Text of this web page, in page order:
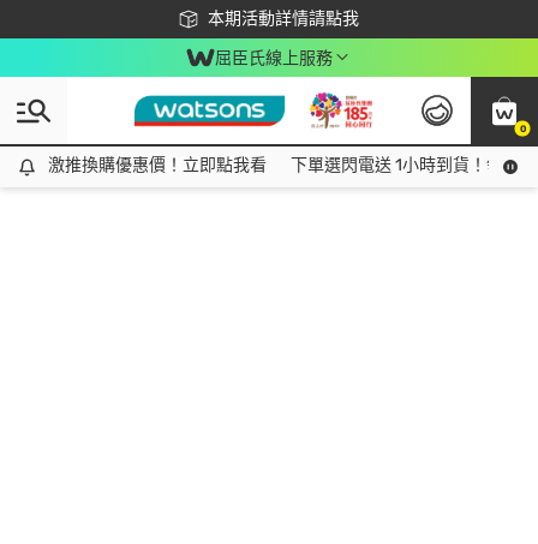
本期活動詳情請點我
下載app最高回饋$350
屈臣氏線上服務
0
激推換購優惠價！立即點我看
激推換購優惠價！立即點我看 下單選閃電送 1小時到貨！領神